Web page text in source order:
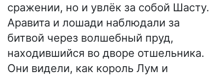
сражении, но и увлёк за собой Шасту.
Аравита и лошади наблюдали за
битвой через волшебный пруд,
находившийся во дворе отшельника.
Они видели, как король Лум и